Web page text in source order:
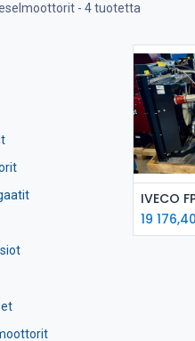
- 4 tuotetta
19 176,40